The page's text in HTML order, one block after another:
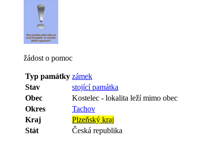
žádost o pomoc
Typ památky zámek
Stav
stojící památka
Obec
Kostelec - lokalita leží mimo obec
Okres
Tachov
Kraj
Plzeňský kraj
Stát
Česká republika